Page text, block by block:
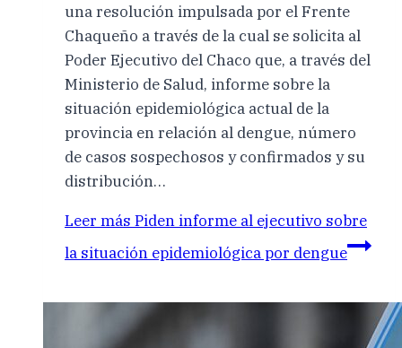
una resolución impulsada por el Frente
Chaqueño a través de la cual se solicita al
Poder Ejecutivo del Chaco que, a través del
Ministerio de Salud, informe sobre la
situación epidemiológica actual de la
provincia en relación al dengue, número
de casos sospechosos y confirmados y su
distribución…
Leer más Piden informe al ejecutivo sobre
la situación epidemiológica por dengue